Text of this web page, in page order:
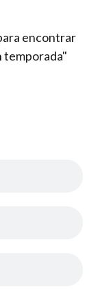
encontrar
temporada"